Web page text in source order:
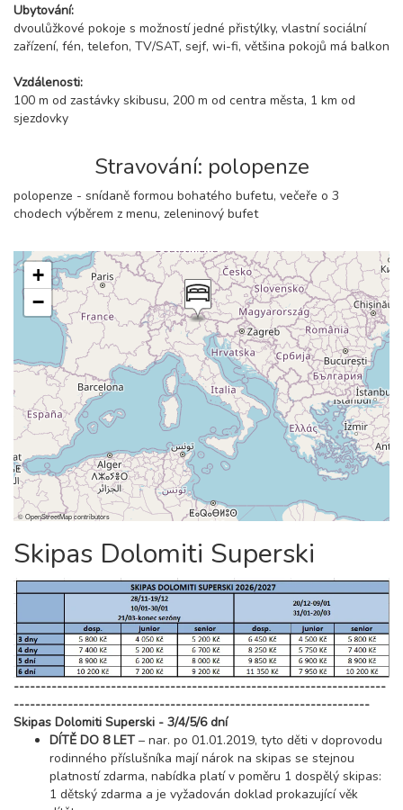
Ubytování:
dvoulůžkové pokoje s možností jedné přistýlky, vlastní sociální
zařízení, fén, telefon, TV/SAT, sejf, wi-fi, většina pokojů má balkon
Vzdálenosti:
100 m od zastávky skibusu, 200 m od centra města, 1 km od
sjezdovky
Stravování: polopenze
polopenze - snídaně formou bohatého bufetu, večeře o 3
chodech výběrem z menu, zeleninový bufet
+
−
©OpenStreetMapcontributors
Skipas Dolomiti Superski
---------------------------------------------------------------------
------------------------------------------------------------------
Skipas Dolomiti Superski - 3/4/5/6 dní
DÍTĚ DO 8 LET – nar. po 01.01.2019, tyto děti v doprovodu
rodinného příslušníka mají nárok na skipas se stejnou
platností zdarma, nabídka platí v poměru 1 dospělý skipas:
1 dětský zdarma a je vyžadován doklad prokazující věk